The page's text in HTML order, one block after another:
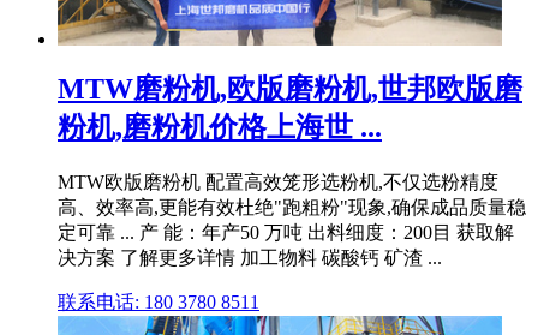
MTW磨粉机,欧版磨粉机,世邦欧版磨
粉机,磨粉机价格上海世 ...
MTW欧版磨粉机 配置高效笼形选粉机,不仅选粉精度
高、效率高,更能有效杜绝"跑粗粉"现象,确保成品质量稳
定可靠 ... 产 能：年产50 万吨 出料细度：200目 获取解
决方案 了解更多详情 加工物料 碳酸钙 矿渣 ...
联系电话: 180 3780 8511